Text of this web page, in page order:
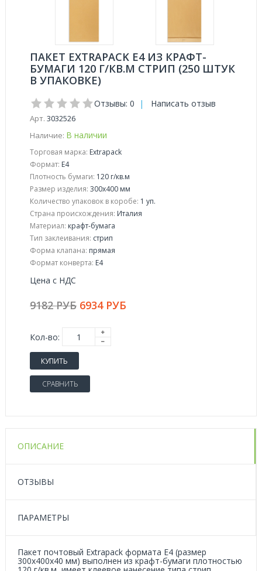
ПАКЕТ EXTRAPACK E4 ИЗ КРАФТ-
БУМАГИ 120 Г/КВ.М СТРИП (250 ШТУК
В УПАКОВКЕ)
Отзывы: 0 | Написать отзыв
Арт. 3032526
Наличие: В наличии
Торговая марка: Extrapack
Формат: Е4
Плотность бумаги: 120 г/кв.м
Размер изделия: 300x400 мм
Количество упаковок в коробе: 1 уп.
Страна происхождения: Италия
Материал: крафт-бумага
Тип заклеивания: стрип
Форма клапана: прямая
Формат конверта: Е4
Цена с НДС
9182 РУБ 6934 РУБ
Кол-во:
КУПИТЬ
СРАВНИТЬ
ОПИСАНИЕ
ОТЗЫВЫ
ПАРАМЕТРЫ
Пакет почтовый Extrapack формата E4 (размер
300x400x40 мм) выполнен из крафт-бумаги плотностью